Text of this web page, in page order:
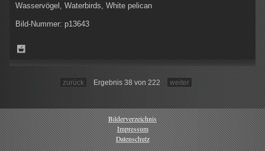
Wasservögel, Waterbirds, White pelican
Bild-Nummer: p13643
zurück Ergebnis 38 von 222 weiter
Bilderverzeichnis
Impressum
Datenschutz